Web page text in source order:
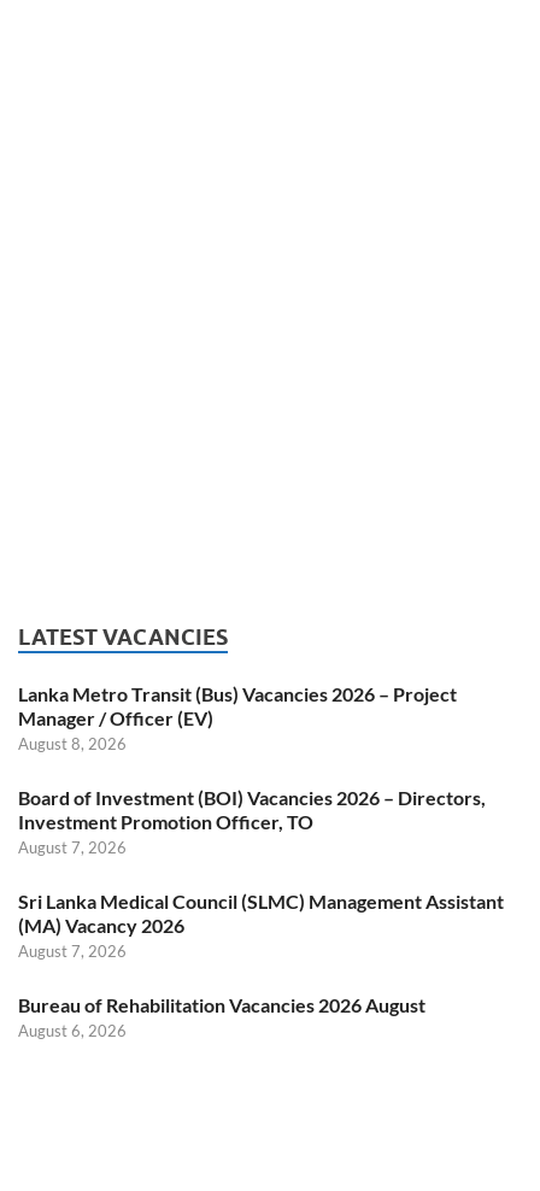
LATEST VACANCIES
Lanka Metro Transit (Bus) Vacancies 2026 – Project
Manager / Officer (EV)
August 8, 2026
Board of Investment (BOI) Vacancies 2026 – Directors,
Investment Promotion Officer, TO
August 7, 2026
Sri Lanka Medical Council (SLMC) Management Assistant
(MA) Vacancy 2026
August 7, 2026
Bureau of Rehabilitation Vacancies 2026 August
August 6, 2026